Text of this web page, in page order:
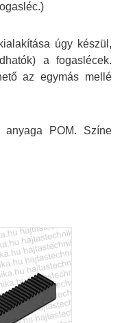
úgy készül,
a fogaslécek.
az egymás mellé
anyaga POM. Színe